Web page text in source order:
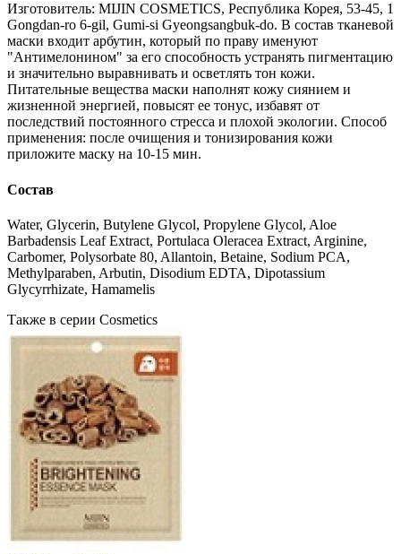
Изготовитель: MIJIN COSMETICS, Республика Корея, 53-45, 1
Gongdan-ro 6-gil, Gumi-si Gyeongsangbuk-do. В состав тканевой
маски входит арбутин, который по праву именуют
"Антимелонином" за его способность устранять пигментацию
и значительно выравнивать и осветлять тон кожи.
Питательные вещества маски наполнят кожу сиянием и
жизненной энергией, повысят ее тонус, избавят от
последствий постоянного стресса и плохой экологии. Способ
применения: после очищения и тонизирования кожи
приложите маску на 10-15 мин.
Состав
Water, Glycerin, Butylene Glycol, Propylene Glycol, Aloe
Barbadensis Leaf Extract, Portulaca Oleracea Extract, Arginine,
Carbomer, Polysorbate 80, Allantoin, Betaine, Sodium PCA,
Methylparaben, Arbutin, Disodium EDTA, Dipotassium
Glycyrrhizate, Hamamelis
Также в серии Cosmetics